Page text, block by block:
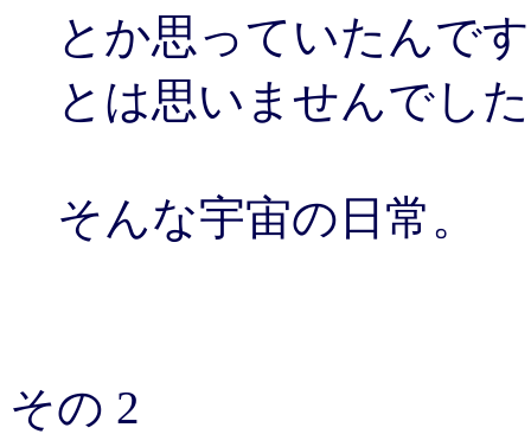
とか思っていたんで
とは思いませんでし
そんな宇宙の日常。
その 2